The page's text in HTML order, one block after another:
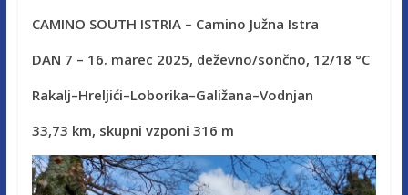
CAMINO SOUTH ISTRIA – Camino Južna Istra
DAN 7 – 16. marec 2025, deževno/sončno, 12/18 °C
Rakalj–Hreljići–Loborika–Galižana–Vodnjan
33,73 km, skupni vzponi 316 m